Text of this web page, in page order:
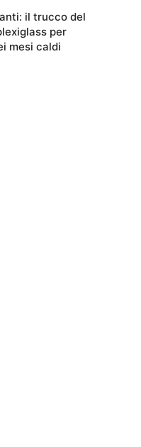
il trucco del
per
mesi caldi